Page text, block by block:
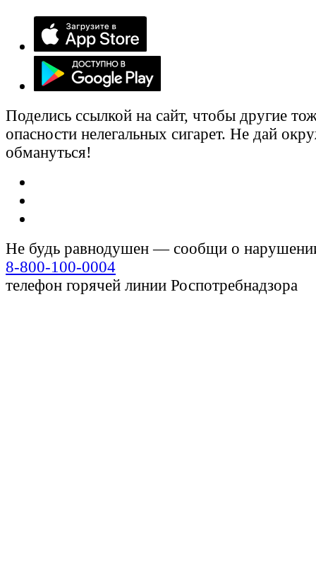
Поделись ссылкой на сайт, чтобы другие
опасности нелегальных сигарет. Не дай
обмануться!
Не будь равнодушен — сообщи о
8-800-100-0004
телефон горячей линии Роспотребнадзора